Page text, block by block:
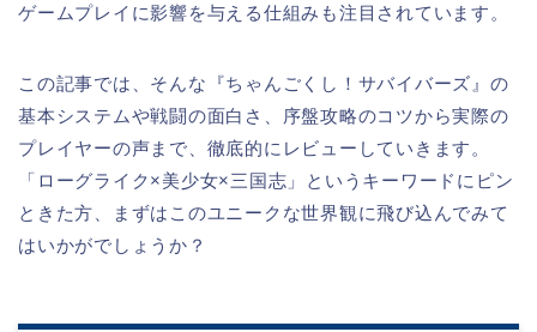
ゲームプレイに影響を与える仕組みも注目されています。
この記事では、そんな『ちゃんごくし！サバイバーズ』の
基本システムや戦闘の面白さ、序盤攻略のコツから実際の
プレイヤーの声まで、徹底的にレビューしていきます。
「ローグライク×美少女×三国志」というキーワードにピン
ときた方、まずはこのユニークな世界観に飛び込んでみて
はいかがでしょうか？